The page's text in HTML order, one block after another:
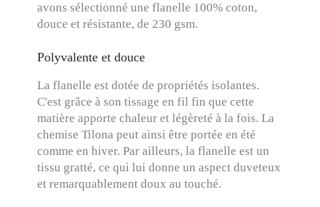
avons sélectionné une flanelle 100% coton,
douce et résistante, de 230 gsm.
Polyvalente et douce
La flanelle est dotée de propriétés isolantes.
C'est grâce à son tissage en fil fin que cette
matière apporte chaleur et légèreté à la fois. La
chemise Tilona peut ainsi être portée en été
comme en hiver. Par ailleurs, la flanelle est un
tissu gratté, ce qui lui donne un aspect duveteux
et remarquablement doux au touché.